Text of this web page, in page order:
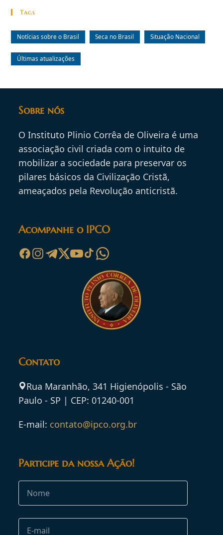
Tags
Notícias sobre o Brasil Seca no Brasil Situação Nacional
Últimas atualizações
Sobre nós
O Instituto Plinio Corrêa de Oliveira é uma
associação civil criada com o intuito de
mobilizar a sociedade para preservar os
pilares básicos da Civilização Cristã,
ameaçados pela Revolução anticristã.
Acompanhe o IPCO
Contato
Rua Maranhão, 341 Higienópolis - São
Paulo - SP | CEP: 01240-001
E-mail: contato@ipco.org.br
Participe da nossa Ação!